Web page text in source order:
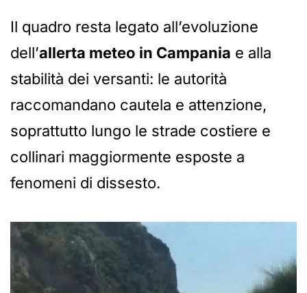
Il quadro resta legato all’evoluzione
dell’allerta meteo in Campania e alla
stabilità dei versanti: le autorità
raccomandano cautela e attenzione,
soprattutto lungo le strade costiere e
collinari maggiormente esposte a
fenomeni di dissesto.